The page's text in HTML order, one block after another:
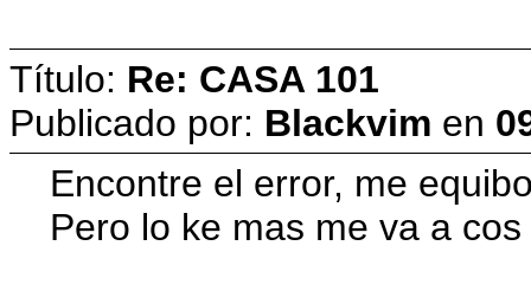
Título: Re: CASA 101
Publicado por: Blackvim en
Encontre el error, me
Pero lo ke mas me va a